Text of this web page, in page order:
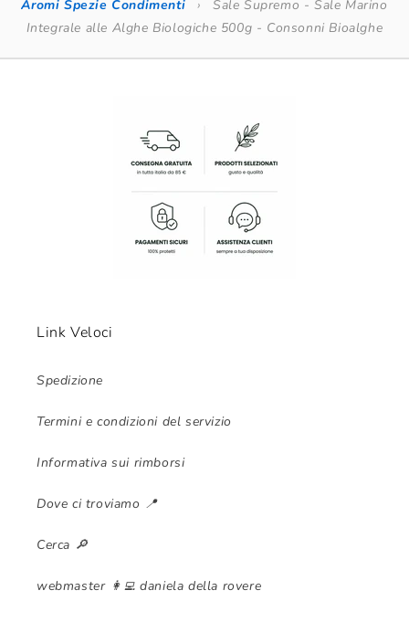
Aromi Spezie Condimenti ›
Sale Supremo - Sale Marino
Integrale alle Alghe Biologiche 500g - Consonni Bioalghe
Link Veloci
Spedizione
Termini e condizioni del servizio
Informativa sui rimborsi
Dove ci troviamo 📍
Cerca 🔎
webmaster 👩‍💻 daniela della rovere